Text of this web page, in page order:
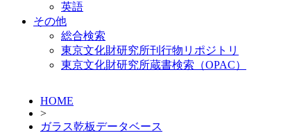
英語
その他
総合検索
東京文化財研究所刊行物リポジトリ
東京文化財研究所蔵書検索（OPAC）
HOME
>
ガラス乾板データベース